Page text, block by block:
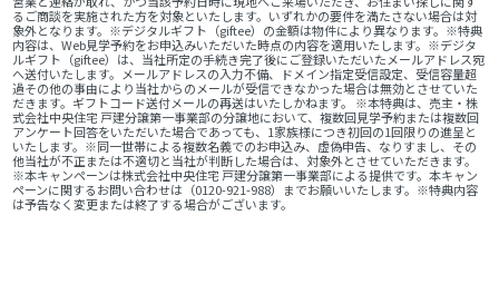
るご商談を実施された方を対象といたします。いずれかの要件を満たさない場合は対
象外となります。※デジタルギフト（giftee）の金額は物件により異なります。※特典
内容は、Web見学予約をお申込みいただいた時点の内容を適用いたします。※デジタ
ルギフト（giftee）は、当社所定の手続き完了後にご登録いただいたメールアドレス宛
へ送付いたします。メールアドレスの入力不備、ドメイン指定受信設定、受信容量超
過その他の事由により当社からのメールが受信できなかった場合は無効とさせていた
だきます。ギフトコード送付メールの再送はいたしかねます。 ※本特典は、売主・株
式会社中央住宅 戸建分譲第一事業部の分譲地において、複数回見学予約または複数回
アンケート回答をいただいた場合であっても、1家族様につき初回の1回限りの進呈と
いたします。※同一世帯による複数名義でのお申込み、虚偽申告、なりすまし、その
他当社が不正または不適切と当社が判断した場合は、対象外とさせていただきます。
※本キャンペーンは株式会社中央住宅 戸建分譲第一事業部による提供です。本キャン
ペーンに関するお問い合わせは（0120-921-988）までお願いいたします。※特典内容
は予告なく変更または終了する場合がございます。